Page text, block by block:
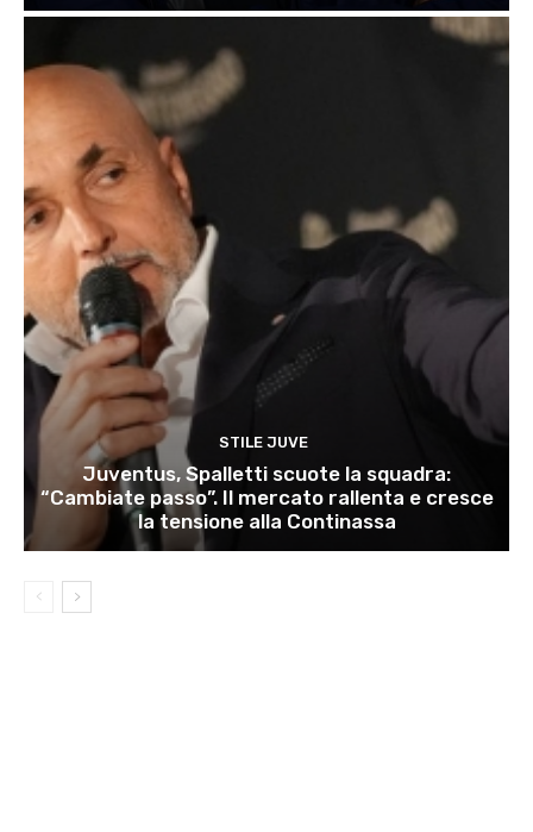
STILE JUVE
Juventus, Spalletti scuote la squadra:
“Cambiate passo”. Il mercato rallenta e cresce
la tensione alla Continassa